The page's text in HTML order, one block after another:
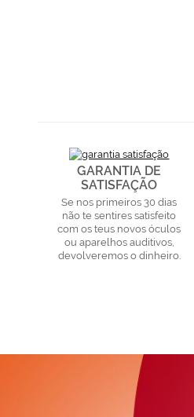
GARANTIA DE
SATISFAÇÃO
Se nos primeiros 30 dias
não te sentires satisfeito
com os teus novos óculos
ou aparelhos auditivos,
devolveremos o dinheiro.